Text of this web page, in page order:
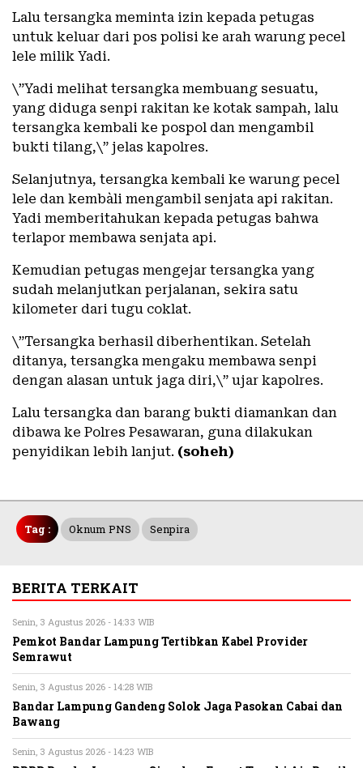
Lalu tersangka meminta izin kepada petugas
untuk keluar dari pos polisi ke arah warung pecel
lele milik Yadi.
\”Yadi melihat tersangka membuang sesuatu,
yang diduga senpi rakitan ke kotak sampah, lalu
tersangka kembali ke pospol dan mengambil
bukti tilang,\” jelas kapolres.
Selanjutnya, tersangka kembali ke warung pecel
lele dan kembàli mengambil senjata api rakitan.
Yadi memberitahukan kepada petugas bahwa
terlapor membawa senjata api.
Kemudian petugas mengejar tersangka yang
sudah melanjutkan perjalanan, sekira satu
kilometer dari tugu coklat.
\”Tersangka berhasil diberhentikan. Setelah
ditanya, tersangka mengaku membawa senpi
dengan alasan untuk jaga diri,\” ujar kapolres.
Lalu tersangka dan barang bukti diamankan dan
dibawa ke Polres Pesawaran, guna dilakukan
penyidikan lebih lanjut. (soheh)
Tag : Oknum PNS Senpira
BERITA TERKAIT
Senin, 3 Agustus 2026 - 14:33 WIB
Pemkot Bandar Lampung Tertibkan Kabel Provider
Semrawut
Senin, 3 Agustus 2026 - 14:28 WIB
Bandar Lampung Gandeng Solok Jaga Pasokan Cabai dan
Bawang
Senin, 3 Agustus 2026 - 14:23 WIB